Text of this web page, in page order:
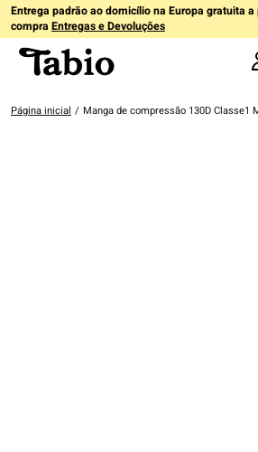
Entrega padrão ao domicílio na Europa gratuita
compra Entregas e Devoluções
Página inicial / Manga de compressão 130D Classe1